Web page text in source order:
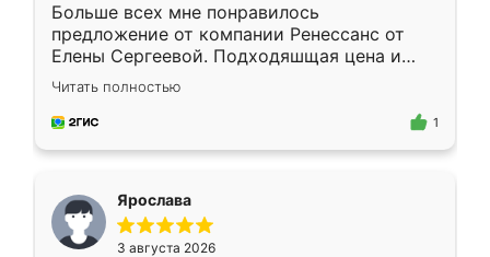
Больше всех мне понравилось
предложение от компании Ренессанс от
Елены Сергеевой. Подходяшщая цена и
короткие сроки изготовления. Приехавший
для замера сотрудник Владислав
предложил по моему эскизу самый
Читать полностью
1
Ярослава
3 августа 2026